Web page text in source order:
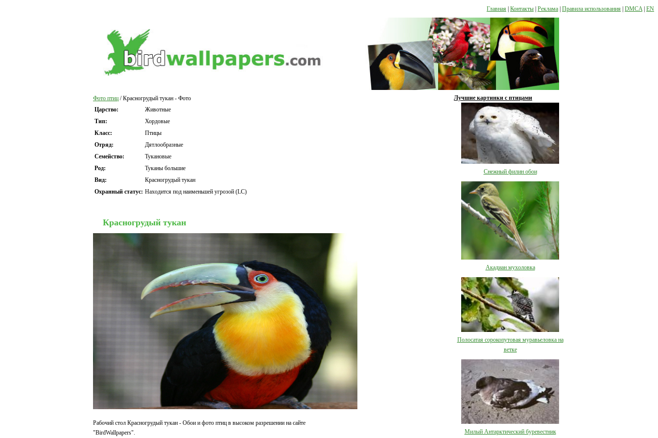
Главная Контакты Реклама Правила использования DMCA EN
Фото птиц / Красногрудый тукан - Фото
Царство:
Животные
Тип:
Хордовые
Класс:
Птицы
Отряд:
Дятлообразные
Семейство:
Тукановые
Род:
Туканы большие
Вид:
Красногрудый тукан
Охранный статус: Находится под наименьшей угрозой (LC)
Красногрудый тукан
Рабочий стол Красногрудый тукан - Обои и фото птиц в высоком разрешении на сайте
"BirdWallpapers".
Лучшие картинки с птицами
Снежный филин обои
Акадиан мухоловка
Полосатая сорокопутовая муравьеловка на
ветке
Милый Антарктический буревестник